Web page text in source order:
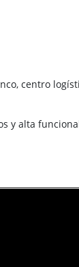
centro
y alta